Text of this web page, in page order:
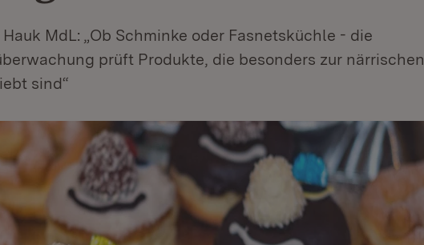
MdL: „Ob Schminke oder Fasnetsküchle - die
prüft Produkte, die besonders zur närrischen
sind“